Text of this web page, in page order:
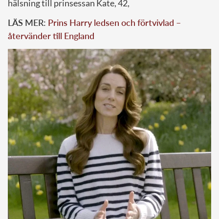
hälsning till prinsessan Kate, 42,
LÄS MER: Prins Harry ledsen och förtvivlad –
återvänder till England